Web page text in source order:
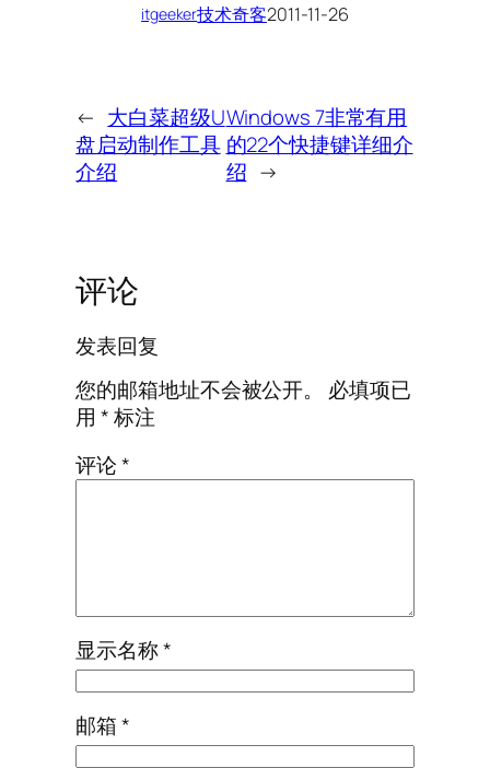
itgeeker技术奇客2011-11-26
← 大白菜超级U
盘启动制作工具
介绍
Windows 7非常有用
的22个快捷键详细介
绍 →
评论
发表回复
您的邮箱地址不会被公开。
必填项已
用*标注
评论*
显示名称*
邮箱*